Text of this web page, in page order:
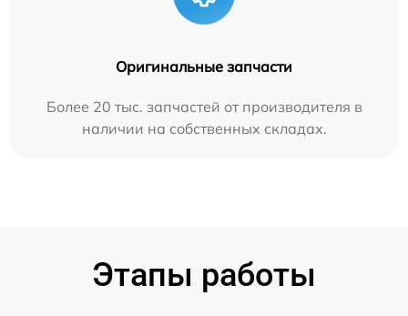
Оригинальные запчасти
Более 20 тыс. запчастей от производителя в
наличии на собственных складах.
Этапы работы